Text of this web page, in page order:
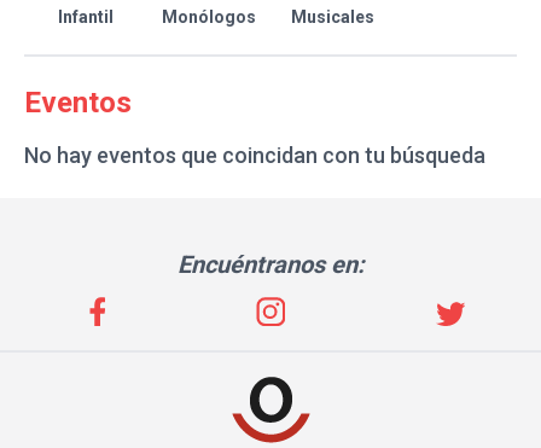
Infantil Monólogos Musicales
Eventos
No hay eventos que coincidan con tu búsqueda
Encuéntranos en: